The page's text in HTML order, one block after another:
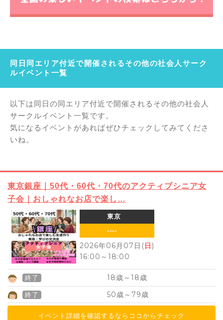
同日同エリア付近で開催されるその他の社会人サーク
ルイベント一覧
以下は同日の同エリア付近で開催されるその他の社会人
サークルイベント一覧です。
気になるイベントがあればぜひチェックしてみてくださ
いね。
東京銀座｜50代・60代・70代のアクティブシニア女
子会｜おしゃれなお店で楽し…
東京
----
2026年06月07日(日)
16:00 ～ 18:00
終了 18歳～ 18歳
終了 50歳～ 79歳
イベント詳細を確認するならココからチェック